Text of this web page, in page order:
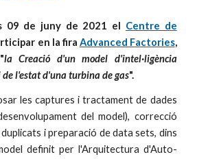
09 de juny de 2021 el Centre de
en la fira Advanced Factories,
laCreació d'un model d'intel·ligència
l'estat d'una turbina de gas".
les captures i tractament de dades
del model), correcció
i preparació de data sets, dins
definit per l'Arquitectura d'Auto-